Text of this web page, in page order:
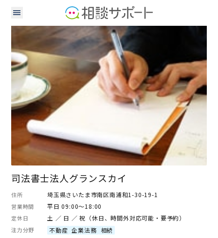
司法書士法人グランスカイ
住所 埼玉県さいたま市南区南浦和1-30-19-1
営業時間 平日 09:00～18:00
定休日 土 ／ 日 ／ 祝（休日、時間外対応可能・要予約）
注力分野 不動産 企業法務 相続